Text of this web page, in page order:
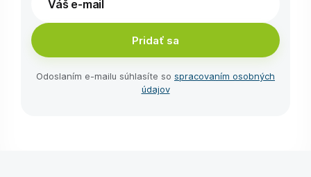
Pridať sa
Odoslaním e-⁠mailu súhlasíte so spracovaním osobných
údajov